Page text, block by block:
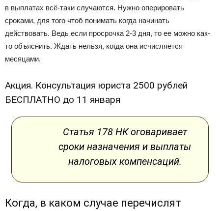
в выплатах всё-таки случаются. Нужно оперировать
сроками, для того чтоб понимать когда начинать
действовать. Ведь если просрочка 2-3 дня, то ее можно как-
то объяснить. Ждать нельзя, когда она исчисляется
месяцами.
Акция. Консультация юриста 2500 рублей
БЕСПЛАТНО до 11 января
Статья 178 НК оговаривает
сроки назначения и выплаты
налоговых компенсаций.
Когда, в каком случае перечислят